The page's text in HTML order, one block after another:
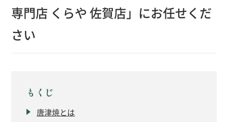
専門店 くらや 佐賀店」にお任せくだ
さい
もくじ
唐津焼とは